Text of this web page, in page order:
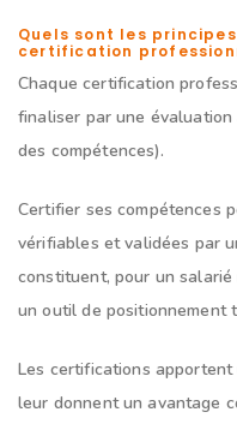
Quels sont les
certification
Chaque certification
finaliser par une
des compétences).
Certifier ses compétences
vérifiables et validées par
constituent, pour un
un outil de positionnement
Les certifications
leur donnent un avantage